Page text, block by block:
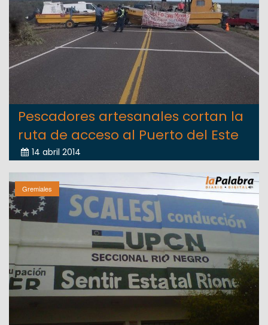
Pescadores artesanales cortan la
ruta de acceso al Puerto del Este
14 abril 2014
Gremiales